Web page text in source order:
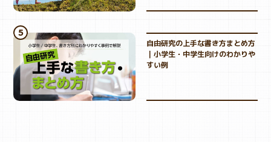
自由研究の上手な書き方まとめ方
｜小学生・中学生向けのわかりや
すい例